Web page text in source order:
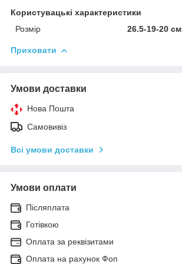
Користувацькі характеристики
Розмір
26.5-19-20 см
Приховати
Умови доставки
Нова Пошта
Самовивіз
Всі умови доставки
Умови оплати
Післяплата
Готівкою
Оплата за реквізитами
Оплата на рахунок Фоп